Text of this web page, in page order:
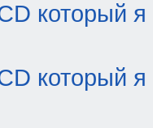
который я
который я